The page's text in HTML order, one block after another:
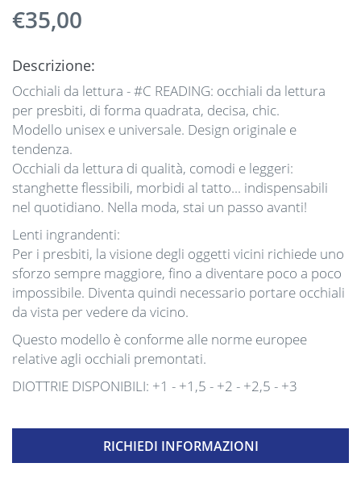
€35,00
Descrizione:
Occhiali da lettura - #C READING: occhiali da lettura
per presbiti, di forma quadrata, decisa, chic.
Modello unisex e universale. Design originale e
tendenza.
Occhiali da lettura di qualità, comodi e leggeri:
stanghette flessibili, morbidi al tatto... indispensabili
nel quotidiano. Nella moda, stai un passo avanti!
Lenti ingrandenti:
Per i presbiti, la visione degli oggetti vicini richiede uno
sforzo sempre maggiore, fino a diventare poco a poco
impossibile. Diventa quindi necessario portare occhiali
da vista per vedere da vicino.
Questo modello è conforme alle norme europee
relative agli occhiali premontati.
DIOTTRIE DISPONIBILI: +1 - +1,5 - +2 - +2,5 - +3
RICHIEDI INFORMAZIONI